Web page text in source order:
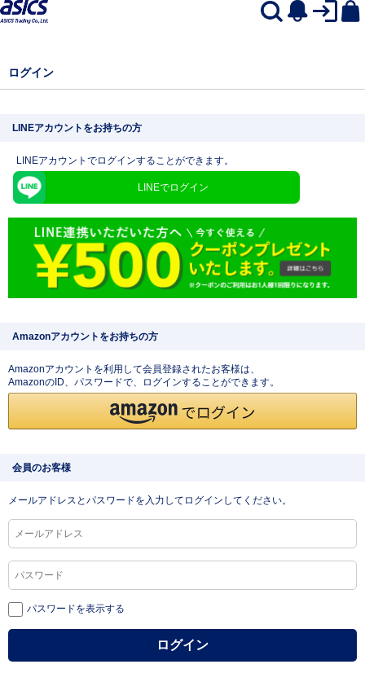
ログイン
LINEアカウントをお持ちの方
LINEアカウントでログインすることができます。
LINEでログイン
Amazonアカウントをお持ちの方
Amazonアカウントを利用して会員登録されたお客様は、
AmazonのID、パスワードで、ログインすることができます。
会員のお客様
メールアドレスとパスワードを入力してログインしてください。
パスワードを表示する